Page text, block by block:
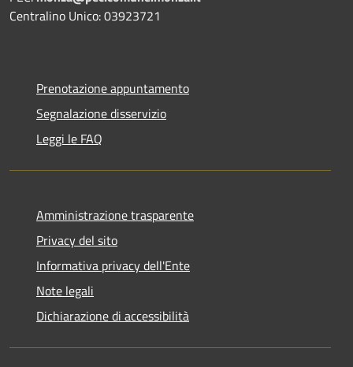
Centralino Unico: 03923721
Prenotazione appuntamento
Segnalazione disservizio
Leggi le FAQ
Amministrazione trasparente
Privacy del sito
Informativa privacy dell'Ente
Note legali
Dichiarazione di accessibilità